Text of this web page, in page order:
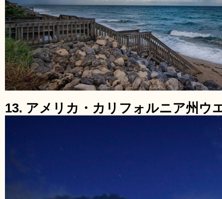
13. アメリカ・カリフォルニア州ウ